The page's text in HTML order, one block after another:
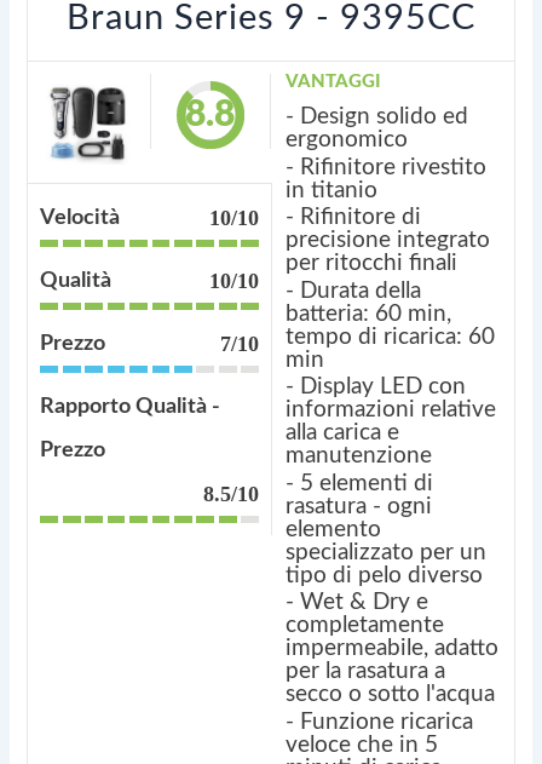
Braun Series 9 - 9395CC
8.8
Velocità 10/10
Qualità 10/10
Prezzo 7/10
Rapporto Qualità -
Prezzo
8.5/10
VANTAGGI
- Design solido ed
ergonomico
- Rifinitore rivestito
in titanio
- Rifinitore di
precisione integrato
per ritocchi finali
- Durata della
batteria: 60 min,
tempo di ricarica: 60
min
- Display LED con
informazioni relative
alla carica e
manutenzione
- 5 elementi di
rasatura - ogni
elemento
specializzato per un
tipo di pelo diverso
- Wet & Dry e
completamente
impermeabile, adatto
per la rasatura a
secco o sotto l'acqua
- Funzione ricarica
veloce che in 5